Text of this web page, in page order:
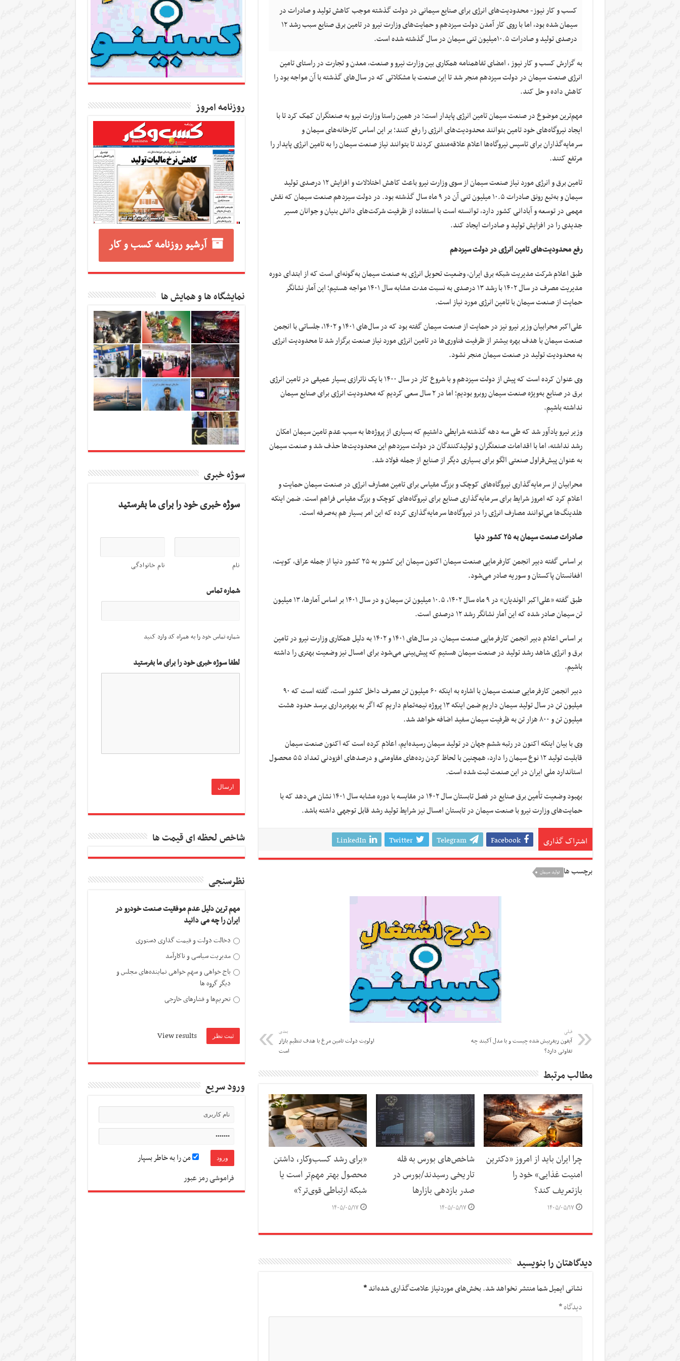
کسب و کار نیوز- محدودیت‌های انرژی برای صنایع سیمانی در دولت‌ گذشته موجب کاهش تولید و صادرات در
سیمان شده بود، اما با روی کار آمدن دولت سیزدهم و حمایت‌های وزارت نیرو در تامین برق صنایع سبب رشد ۱۲
درصدی تولید و صادرات ۱۰.۵میلیون تنی سیمان در سال گذشته شده است.
به گزارش کسب و کار نیوز ، امضای تفاهمنامه همکاری بین وزارت نیرو و صنعت، معدن و تجارت در راستای تامین
انرژی صنعت سیمان در دولت سیزدهم منجر شد تا این صنعت با مشکلاتی که در سال‌های گذشته با آن مواجه بود را
کاهش داده و حل کند.
مهم‌ترین موضوع در صنعت سیمان تامین انرژی پایدار است؛ در همین راستا وزارت نیرو به صنعتگران کمک کرد تا با
ایجاد نیروگاه‌های خود تامین بتوانند محدودیت‌های انرژی را رفع کنند؛ بر این اساس کارخانه‌های سیمان و
سرمایه‌گذاران برای تاسیس نیروگاه‌ها اعلام علاقه‌مندی کردند تا بتوانند نیاز صنعت سیمان را به تامین انرژی پایدار را
مرتفع کنند.
تامین برق و انرژی مورد نیاز صنعت سیمان از سوی وزارت نیرو باعث کاهش اختلالات و افزایش ۱۲ درصدی تولید
سیمان و به‌تبع رونق صادرات ۱۰.۵ میلیون تنی آن در ۹ ماه سال گذشته بود. در دولت سیزدهم صنعت سیمان که نقش
مهمی در توسعه و آبادانی کشور دارد، توانسته است با استفاده از ظرفیت شرکت‌های دانش بنیان و جوانان مسیر
جدیدی را در افزایش تولید و صادرات ایجاد کند.
رفع محدودیت‌های تامین انرژی در دولت سیزدهم
طبق اعلام شرکت مدیریت شبکه برق ایران، وضعیت تحویل انرژی به صنعت سیمان به‌گونه‌ای است که از ابتدای دوره
مدیریت مصرف در سال ۱۴۰۲ با رشد ۱۳ درصدی به نسبت مدت مشابه سال ۱۴۰۱ مواجه هستیم؛ این آمار نشانگر
حمایت از صنعت سیمان با تامین انرژی مورد نیاز است.
علی‌اکبر محرابیان وزیر نیرو نیز در حمایت از صنعت سیمان گفته بود که در سال‌های ۱۴۰۱ و ۱۴۰۲، جلساتی با انجمن
صنعت سیمان با هدف بهره بیشتر از ظرفیت فناوری‌ها در تامین انرژی مورد نیاز صنعت برگزار شد تا محدودیت انرژی
به محدودیت تولید در صنعت سیمان منجر نشود.
وی عنوان کرده است که پیش از دولت سیزدهم و با شروع کار در سال ۱۴۰۰ با یک ناترازی بسیار عمیقی در تامین انرژی
برق در صنایع به‌ویژه صنعت سیمان روبرو بودیم؛ اما در ۲ سال سعی کردیم که محدودیت انرژی برای صنایع سیمان
نداشته باشیم.
وزیر نیرو یادآور شد که طی سه دهه گذشته شرایطی داشتیم که بسیاری از پروژه‌ها به سبب عدم تامین سیمان امکان
رشد نداشته، اما با اقدامات صنعتگران و تولیدکنندگان در دولت سیزدهم این محدودیت‌ها حذف شد و صنعت سیمان
به عنوان پیش‌قراول صنعتی الگو برای بسیاری دیگر از صنایع از جمله فولاد شد.
محرابیان از سرمایه‌گذاری نیروگاه‌های کوچک و بزرگ مقیاس برای تامین مصارف انرژی در صنعت سیمان حمایت و
اعلام کرد که امروز شرایط برای سرمایه‌گذاری صنایع برای نیروگاه‌های کوچک و بزرگ مقیاس فراهم است. ضمن اینکه
هلدینگ‌ها می‌توانند مصارف انرژی را در نیروگاه‌ها سرمایه‌گذاری کرده که این امر بسیار هم به‌صرفه است.
صادرات صنعت سیمان به ۲۵ کشور دنیا
بر اساس گفته دبیر انجمن کارفرمایی صنعت سیمان اکنون سیمان این کشور به ۲۵ کشور دنیا از جمله عراق، کویت،
افغانستان پاکستان و سوریه صادر می‌شود.
طبق گفته «علی‌اکبر الوندیان» در ۹ ماه سال ۱۴۰۲، ۱۰.۵ میلیون تن سیمان و در سال ۱۴۰۱ بر اساس آمارها، ۱۳ میلیون
تن سیمان صادر شده که این آمار نشانگر رشد ۱۲ درصدی است.
بر اساس اعلام دبیر انجمن کارفرمایی صنعت سیمان، در سال‌های ۱۴۰۱ و ۱۴۰۲ به دلیل همکاری وزارت نیرو در تامین
برق و انرژی شاهد رشد تولید در صنعت سیمان هستیم که پیش‌بینی می‌شود برای امسال نیز وضعیت بهتری را داشته
باشیم.
دبیر انجمن کارفرمایی صنعت سیمان با اشاره به اینکه ۶۰ میلیون تن مصرف داخل کشور است، گفته است که ۹۰
میلیون تن در سال تولید سیمان داریم ضمن اینکه ۱۳ پروژه نیمه‌تمام داریم که اگر به بهره‌برداری برسد حدود هشت
میلیون تن و ۸۰۰ هزار تن به ظرفیت سیمان سفید اضافه خواهد شد.
وی با بیان اینکه اکنون در رتبه ششم جهان در تولید سیمان رسیده‌ایم، اعلام کرده است که اکنون صنعت سیمان
قابلیت تولید ۱۲ نوع سیمان را دارد، همچنین با لحاظ کردن رده‌های مقاومتی و درصدهای افزودنی تعداد ۵۵ محصول
استاندارد ملی ایران در این صنعت ثبت شده است.
بهبود وضعیت تأمین برق صنایع در فصل تابستان سال ۱۴۰۲ در مقایسه با دوره مشابه سال ۱۴۰۱ نشان می‌دهد که با
حمایت‌های وزارت نیرو با صنعت سیمان در تابستان امسال نیز شرایط تولید رشد قابل توجهی داشته باشد.
اشتراک گذاری Facebook
Telegram
Twitter
LinkedIn
برچسب ها تولید سیمان
قبلی
آیفون ریفربیش شده چیست و با مدل آکبند چه
تفاوتی دارد؟
بعدی
اولویت دولت تامین مرغ با هدف تنظیم بازار
است
مطالب مرتبط
چرا ایران باید از امروز «دکترین
امنیت غذایی» خود را
بازتعریف کند؟
۱۴۰۵/۰۵/۱۷
شاخص‌های بورس به قله
تاریخی رسیدند/بورس در
صدر بازدهی بازارها
۱۴۰۵/۰۵/۱۷
«برای رشد کسب‌وکار، داشتن
محصول بهتر مهم‌تر است یا
شبکه ارتباطی قوی‌تر؟»
۱۴۰۵/۰۵/۱۷
دیدگاهتان را بنویسید
نشانی ایمیل شما منتشر نخواهد شد.بخش‌های موردنیاز علامت‌گذاری شده‌اند*
دیدگاه*
روزنامه امروز
آرشیو روزنامه کسب و کار
نمایشگاه ها و همایش ها
سوژه خبری
سوژه خبری خود را برای ما بفرستید
نام نام خانوادگی
شماره تماس
شماره تماس خود را به همراه کد وارد کنید
لطفا سوژه خبری خود را برای ما بفرستید
شاخص لحظه ای قیمت ها
نظرسنجی
مهم ترین دلیل عدم موفقیت صنعت خودرو در
ایران را چه می دانید
دخالت دولت و قیمت گذاری دستوری
مدیریت سیاسی و ناکارآمد
باج خواهی و سهم خواهی نماینده‌های مجلس و
دیگر گروه ها
تحریم‌ها و فشارهای خارجی
View results
ورود سریع
من را به خاطر بسپار
فراموشی رمز عبور